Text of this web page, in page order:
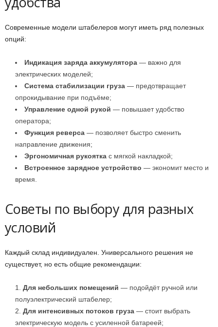
Современные модели штабелеров могут иметь ряд полезных
опций:
Индикация заряда аккумулятора — важно для
электрических моделей;
Система стабилизации груза — предотвращает
опрокидывание при подъёме;
Управление одной рукой — повышает удобство
оператора;
Функция реверса — позволяет быстро сменить
направление движения;
Эргономичная рукоятка с мягкой накладкой;
Встроенное зарядное устройство — экономит место и
время.
Советы по выбору для разных
условий
Каждый склад индивидуален. Универсального решения не
существует, но есть общие рекомендации:
Для небольших помещений — подойдёт ручной или
полуэлектрический штабелер;
Для интенсивных потоков груза — стоит выбрать
электрическую модель с усиленной батареей;